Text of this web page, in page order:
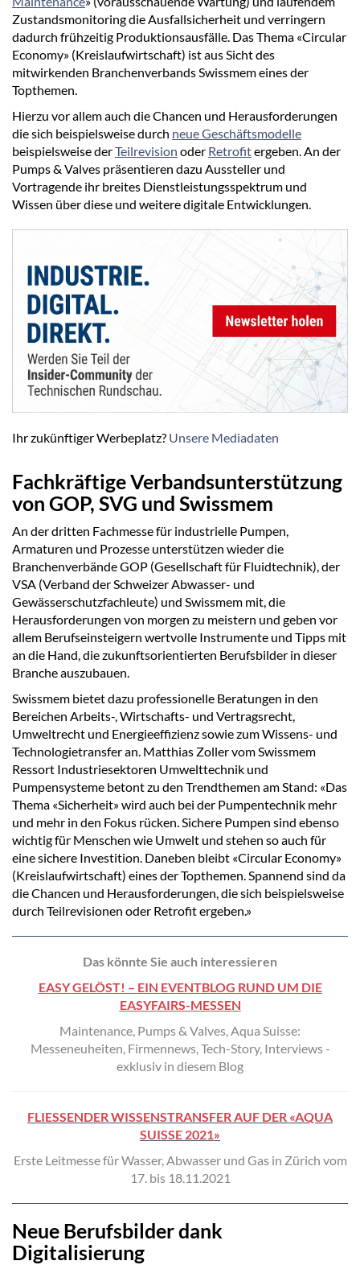
Zustandsmonitoring die Ausfallsicherheit und verringern
dadurch frühzeitig Produktionsausfälle. Das Thema «Circular
Economy» (Kreislaufwirtschaft) ist aus Sicht des
mitwirkenden Branchenverbands Swissmem eines der
Topthemen.
Hierzu vor allem auch die Chancen und Herausforderungen
die sich beispielsweise durch neue Geschäftsmodelle
beispielsweise derTeilrevision oder Retrofitergeben. An der
Pumps & Valves präsentieren dazu Aussteller und
Vortragende ihr breites Dienstleistungsspektrum und
Wissen über diese und weitere digitale Entwicklungen.
Ihr zukünftiger Werbeplatz? Unsere Mediadaten
Fachkräftige Verbandsunterstützung
von GOP, SVG und Swissmem
An der dritten Fachmesse für industrielle Pumpen,
Armaturen und Prozesse unterstützen wieder die
Branchenverbände GOP (Gesellschaft für Fluidtechnik), der
VSA (Verband der Schweizer Abwasser- und
Gewässerschutzfachleute) und Swissmem mit, die
Herausforderungen von morgen zu meistern und geben vor
allem Berufseinsteigern wertvolle Instrumente und Tipps mit
an die Hand, die zukunftsorientierten Berufsbilder in dieser
Branche auszubauen.
Swissmem bietet dazu professionelle Beratungen in den
Bereichen Arbeits-, Wirtschafts- und Vertragsrecht,
Umweltrecht und Energieeffizienz sowie zum Wissens- und
Technologietransfer an. Matthias Zoller vom Swissmem
Ressort Industriesektoren Umwelttechnik und
Pumpensysteme betont zu den Trendthemen am Stand: «Das
Thema «Sicherheit» wird auch bei der Pumpentechnik mehr
und mehr in den Fokus rücken. Sichere Pumpen sind ebenso
wichtig für Menschen wie Umwelt und stehen so auch für
eine sichere Investition. Daneben bleibt «Circular Economy»
(Kreislaufwirtschaft) eines der Topthemen. Spannend sind da
die Chancen und Herausforderungen, die sich beispielsweise
durch Teilrevisionen oder Retrofit ergeben.»
Das könnte Sie auch interessieren
EASY GELÖST! – EIN EVENTBLOG RUND UM DIE
EASYFAIRS-MESSEN
Maintenance, Pumps & Valves, Aqua Suisse:
Messeneuheiten, Firmennews, Tech-Story, Interviews -
exklusiv in diesem Blog
FLIESSENDER WISSENSTRANSFER AUF DER «AQUA
SUISSE 2021»
Erste Leitmesse für Wasser, Abwasser und Gas in Zürich vom
17. bis 18.11.2021
Neue Berufsbilder dank
Digitalisierung